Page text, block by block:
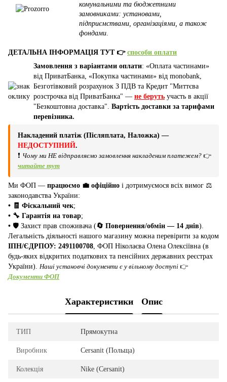
комунальними та бюджетними
замовниками: установами,
підприємствами, організаціями, а також
фондами
ДЕТАЛЬНА ІНФОРМАЦІЯ ТУТ 👉 способи оплати
Замовлення з варіантами оплати: «Оплата частинами»
від ПриватБанка, «Покупка частинами» від monobank,
Безготівковий розрахунок З ПДВ та Кредит "Миттєва
розстрочка від ПриватБанка" — не беруть участь в акції
"Безкоштовна доставка". Вартість доставки за тарифами
перевізника.
Накладений платіж (Післяплата, Наложка) —
НЕДОСТУПНИЙ.
❗ Чому ми НЕ відправляємо замовлення накладеним платежем? 👉
читайте тут
Ми ФОП — працюємо 💼 офіційно і дотримуємося всіх вимог ⚖️
законодавства України:
• 🧾 Фіскальний чек;
• 🔧 Гарантія на товар;
• 🛡️ Захист прав споживача (🔄 Повернення/обмін — 14 днів).
Легальність діяльності нашого магазину можна перевірити за кодом
ІПН/ЄДРПОУ: 2491100708 , ФОП Ніколаєва Олена Олексіївна (в
будь-яких відкритих податкових та пенсійних державних реєстрах
України). Наші установчі документи є у вільному доступі 👉
Документи ФОП
Характеристики Опис
ТИП Прямокутна
Виробник Cersanit (Польща)
Колекція Nike (Cersanit)